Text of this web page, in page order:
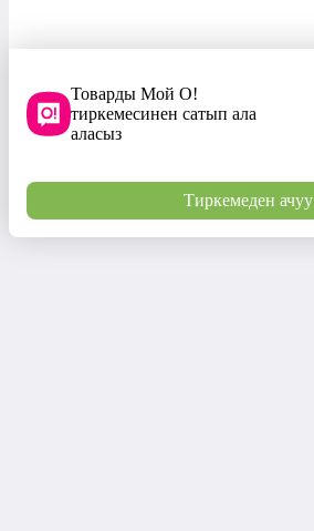
Товарды Мой О!
тиркемесинен сатып ала
аласыз
Тиркемеден ачуу